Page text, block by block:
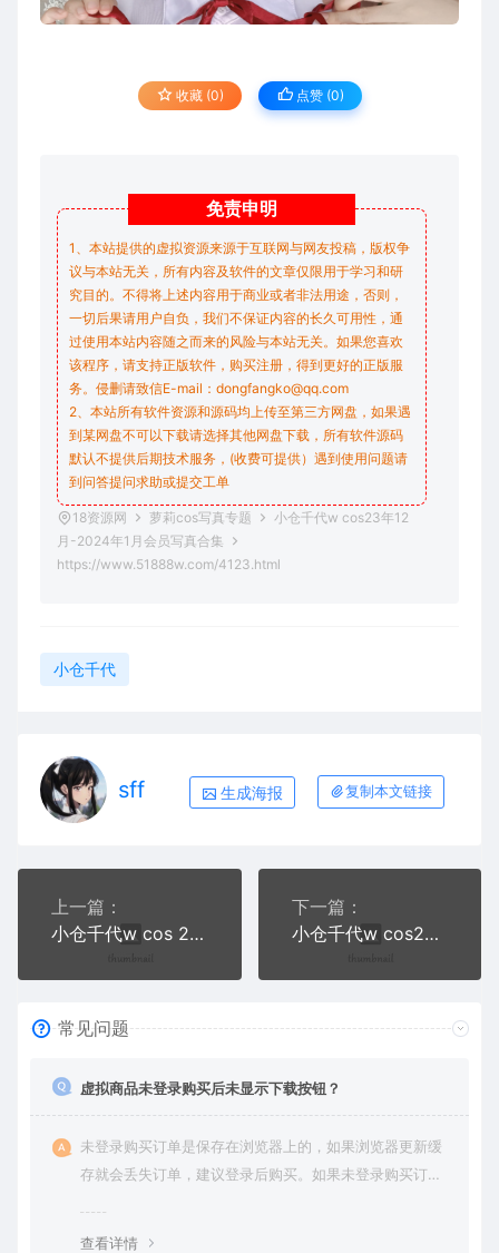
收藏 (0) 点赞 (0)
免责申明
1、本站提供的虚拟资源来源于互联网与网友投稿，版权争
议与本站无关，所有内容及软件的文章仅限用于学习和研
究目的。不得将上述内容用于商业或者非法用途，否则，
一切后果请用户自负，我们不保证内容的长久可用性，通
过使用本站内容随之而来的风险与本站无关。如果您喜欢
该程序，请支持正版软件，购买注册，得到更好的正版服
务。侵删请致信E-mail：dongfangko@qq.com
2、本站所有软件资源和源码均上传至第三方网盘，如果遇
到某网盘不可以下载请选择其他网盘下载，所有软件源码
默认不提供后期技术服务，(收费可提供）遇到使用问题请
到问答提问求助或提交工单
18资源网 萝莉cos写真专题
小仓千代w cos23年12
月-2024年1月会员写真合集
https://www.51888w.com/4123.html
小仓千代
sff 生成海报 复制本文链接
上一篇：
小仓千代w cos 2023年09-11月会员写真合集
下一篇：
小仓千代w cos24年02月会员写真合集
常见问题
虚拟商品未登录购买后未显示下载按钮？
未登录购买订单是保存在浏览器上的，如果浏览器更新缓
存就会丢失订单，建议登录后购买。如果未登录购买订单
查看详情